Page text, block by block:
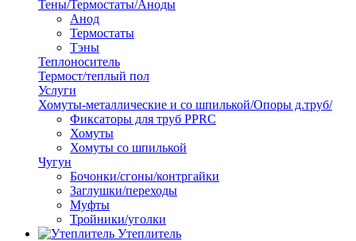
Тены/Термостаты/Аноды
Анод
Термостаты
Тэны
Теплоноситель
Термост/теплый пол
Услуги
Хомуты-металлические и со шпилькой/Опоры д.труб/
Фиксаторы для труб PPRC
Хомуты
Хомуты со шпилькой
Чугун
Бочонки/сгоны/контргайки
Заглушки/переходы
Муфты
Тройники/уголки
Утеплитель